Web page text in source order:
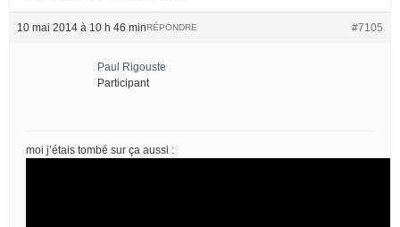
10 mai 2014 à 10 h 46 min #7105
RÉPONDRE
Paul Rigouste
Participant
moi j’étais tombé sur ça aussi :